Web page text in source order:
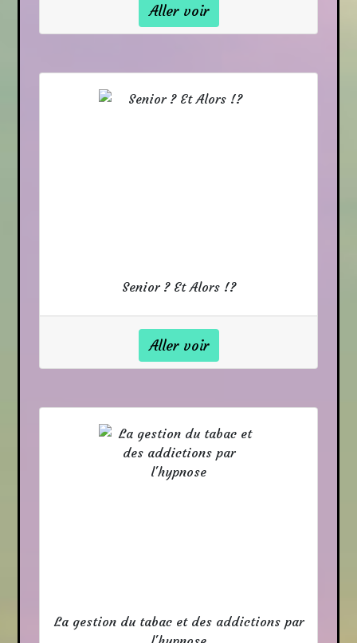
Aller voir
Senior ? Et Alors !?
Aller voir
La gestion du tabac et des addictions par